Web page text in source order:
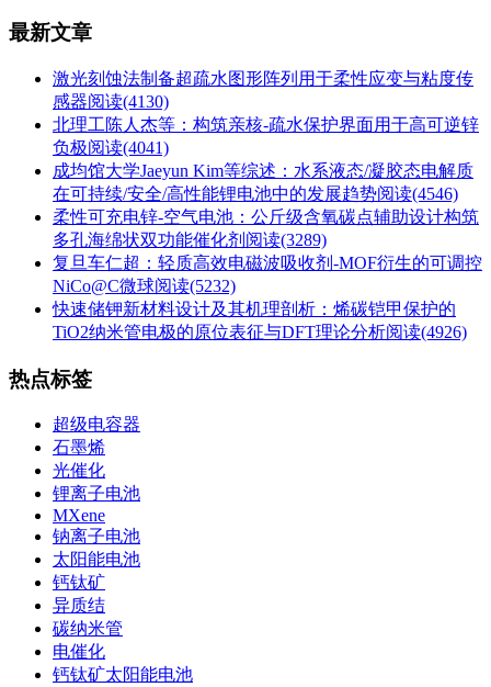
最新文章
激光刻蚀法制备超疏水图形阵列用于柔性应变与粘度传
感器阅读(4130)
北理工陈人杰等：构筑亲核-疏水保护界面用于高可逆锌
负极阅读(4041)
成均馆大学Jaeyun Kim等综述：水系液态/凝胶态电解质
在可持续/安全/高性能锂电池中的发展趋势阅读(4546)
柔性可充电锌-空气电池：公斤级含氧碳点辅助设计构筑
多孔海绵状双功能催化剂 阅读(3289)
复旦车仁超：轻质高效电磁波吸收剂-MOF衍生的可调控
NiCo@C微球阅读(5232)
快速储钾新材料设计及其机理剖析：烯碳铠甲保护的
TiO2纳米管电极的原位表征与DFT理论分析阅读(4926)
热点标签
超级电容器
石墨烯
光催化
锂离子电池
MXene
钠离子电池
太阳能电池
钙钛矿
异质结
碳纳米管
电催化
钙钛矿太阳能电池